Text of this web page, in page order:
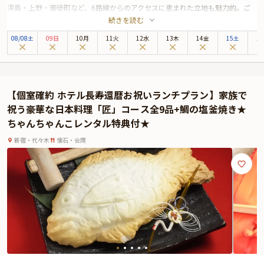
湯島・上野・御徒町など、6路線からのアクセスに恵まれた立地も魅力的。ご
年配の方から小さなお子さま連れまで、幅広い世代が集うお祝いの席にも安心
してご利用いただけます。感謝や敬意を伝える大切な日に、心尽くしの美食を
ご堪能ください。
目を祝うご会食にふさわしい場を演出します。
本プランでは、落ち着きある個室や、眺望を楽しめる窓側個室をご用意。お好
みに合わせてお選びいただけますので、心安らぐ和やかな祝宴をお楽しみくだ
さい。
乾杯にはスパークリングワインを。そしてお食事は、フカヒレを含む、匠の技
光る3種の本格中華コースをご用意。特別な日に相応しい至高の食体験を
「LUCIS GARDEN 東天紅上野店」がお届けします。
続きを読む
08/08土 09日 10月 11火 12水 13木 14金 15土
【個室確約 ホテル長寿還暦お祝いランチプラン】家族で
祝う豪華な日本料理「匠」コース全9品+鯛の塩釜焼き★
ちゃんちゃんこレンタル特典付★
新宿・代々木 懐石・会席